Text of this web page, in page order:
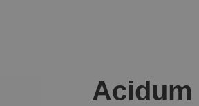
Acidum